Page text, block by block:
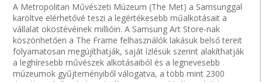
A Metropolitan Művészeti Múzeum (The Met) a Samsunggal
karöltve elérhetővé teszi a legértékesebb műalkotásait a
vállalat okostévéinek millióin. A Samsung Art Store-nak
köszönhetően a The Frame felhasználók lakásuk belső tereit
folyamatosan megújíthatják, saját ízlésük szerint alakíthatják
a leghíresebb művészek alkotásaiból és a legnevesebb
múzeumok gyűjteményiből válogatva, a több mint 2300